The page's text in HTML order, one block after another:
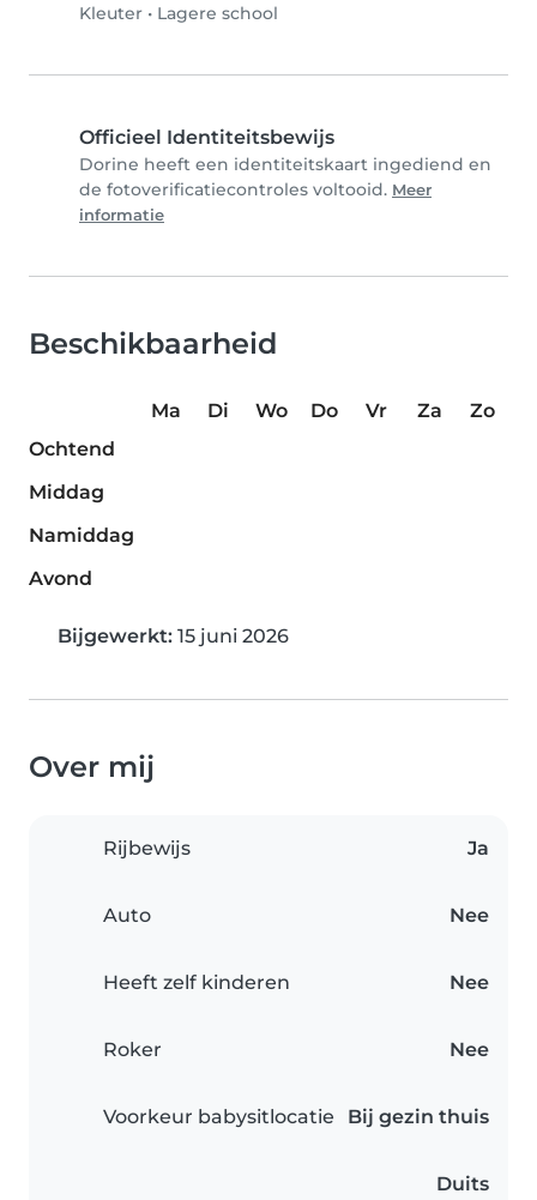
Kleuter • Lagere school
Officieel Identiteitsbewijs
Dorine heeft een identiteitskaart ingediend en
de fotoverificatiecontroles voltooid. Meer
informatie
Beschikbaarheid
Ma Di Wo Do Vr Za
Zo
Ochtend
Middag
Namiddag
Avond
Bijgewerkt: 15 juni 2026
Over mij
Rijbewijs Ja
Auto Nee
Heeft zelf kinderen Nee
Roker Nee
Voorkeur babysitlocatie Bij gezin thuis
Duits